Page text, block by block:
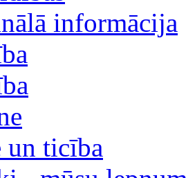
informācija
un ticība